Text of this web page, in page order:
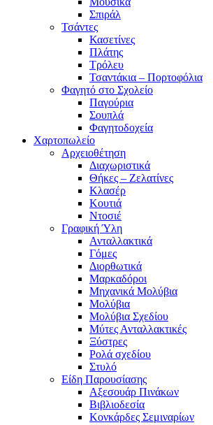
Σπιράλ
Τσάντες
Κασετίνες
Πλάτης
Τρόλευ
Τσαντάκια – Πορτοφόλια
Φαγητό στο Σχολείο
Παγούρια
Σουπλά
Φαγητοδοχεία
Χαρτοπωλείο
Αρχειοθέτηση
Διαχωριστικά
Θήκες – Ζελατίνες
Κλασέρ
Κουτιά
Ντοσιέ
Γραφική Ύλη
Ανταλλακτικά
Γόμες
Διορθωτικά
Μαρκαδόροι
Μηχανικά Μολύβια
Μολύβια
Μολύβια Σχεδίου
Μύτες Ανταλλακτικές
Ξύστρες
Ρολά σχεδίου
Στυλό
Είδη Παρουσίασης
Αξεσουάρ Πινάκων
Βιβλιοδεσία
Κονκάρδες Σεμιναρίων